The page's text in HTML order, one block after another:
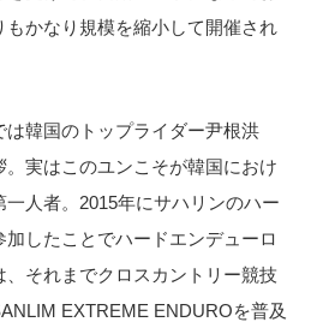
もかなり規模を縮小して開催され
韓国のトップライダー尹根洪
。実はこのユンこそが韓国におけ
人者。2015年にサハリンのハー
加したことでハードエンデューロ
それまでクロスカントリー競技
EXTREME ENDUROを普及